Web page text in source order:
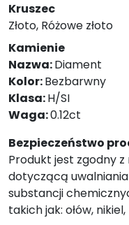
Kruszec
Złoto, Różowe złoto
Kamienie
Nazwa:Diament
Kolor:Bezbarwny
Klasa:H/SI
Waga:0.12ct
Bezpieczeństwo
Produkt jest zgodny z
dotyczącą
substancji
takich jak: ołów,